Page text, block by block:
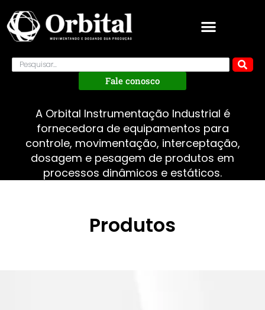
Fale conosco
A Orbital Instrumentação Industrial é
fornecedora de equipamentos para
controle, movimentação, interceptação,
dosagem e pesagem de produtos em
processos dinâmicos e estáticos.
Produtos